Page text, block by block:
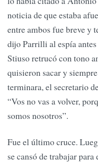
noticia de que estaba
entre ambos fue breve y
dijo Parrilli al espía
Stiuso retrucó con tono
quisieron sacar y
terminara, el secretario
“Vos no vas a volver,
somos nosotros”.
Fue el último cruce.
se cansó de trabajar